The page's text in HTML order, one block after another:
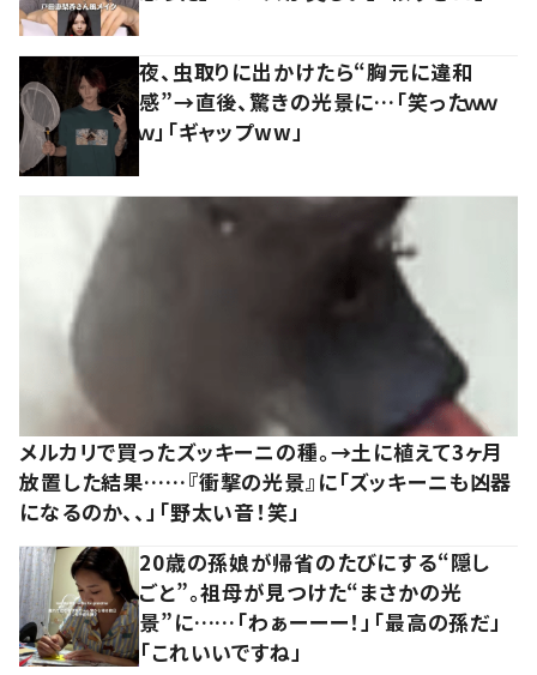
夜、虫取りに出かけたら“胸元に違和
感”→直後、驚きの光景に…「笑ったｗｗ
ｗ」「ギャップww」
メルカリで買ったズッキーニの種。→土に植えて3ヶ月
放置した結果……『衝撃の光景』に「ズッキーニも凶器
になるのか、、」「野太い音！笑」
20歳の孫娘が帰省のたびにする“隠し
ごと”。祖母が見つけた“まさかの光
景”に……「わぁーーー！」「最高の孫だ」
「これいいですね」